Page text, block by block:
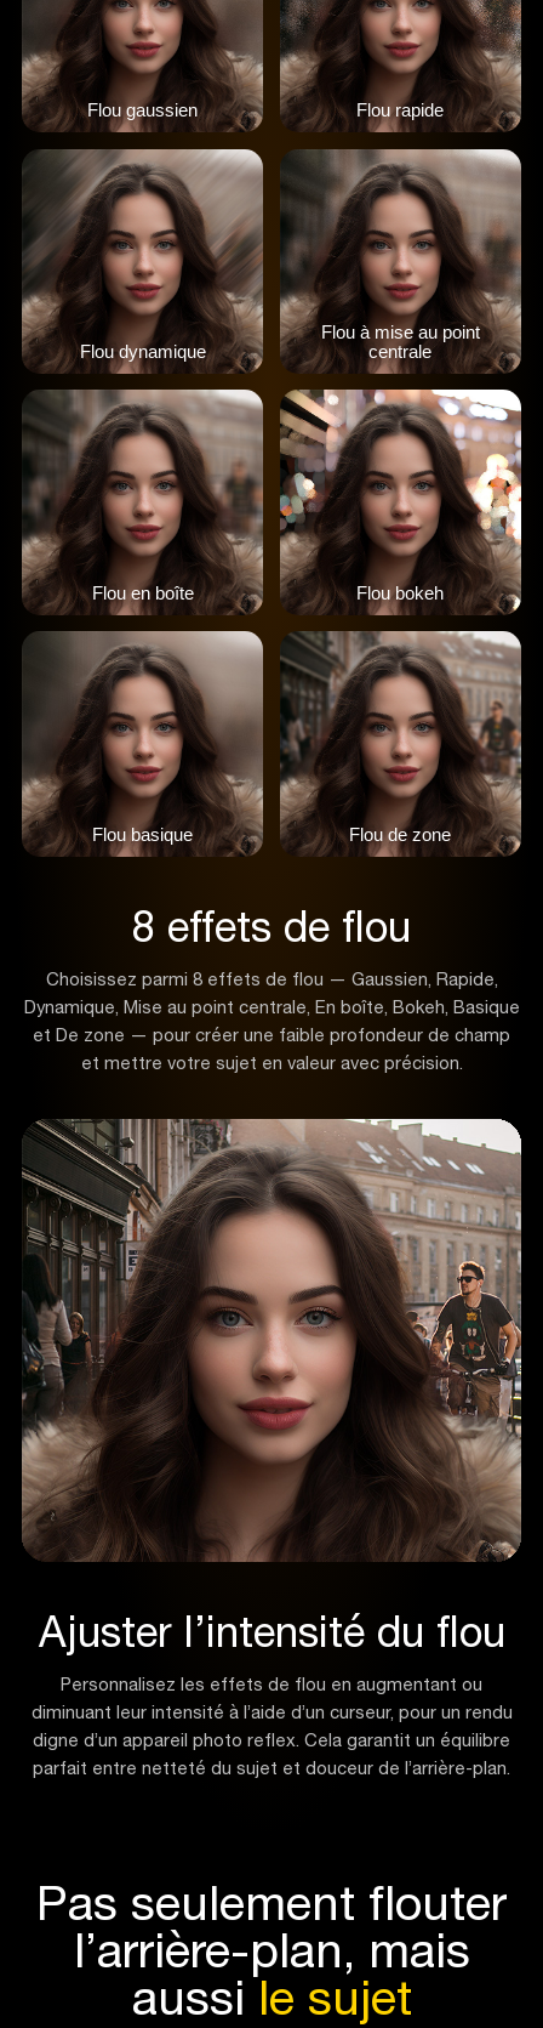
Flou gaussien Flou rapide
Flou dynamique
Flou à mise au point
centrale
Flou en boîte Flou bokeh
Flou basique Flou de zone
8 effets de flou
Choisissez parmi 8 effets de flou — Gaussien, Rapide,
Dynamique, Mise au point centrale, En boîte, Bokeh, Basique
et De zone — pour créer une faible profondeur de champ
et mettre votre sujet en valeur avec précision.
Ajuster l’intensité du flou
Personnalisez les effets de flou en augmentant ou
diminuant leur intensité à l’aide d’un curseur, pour un rendu
digne d’un appareil photo reflex. Cela garantit un équilibre
parfait entre netteté du sujet et douceur de l’arrière-plan.
Pas seulement flouter
l’arrière-plan, mais
aussi le sujet